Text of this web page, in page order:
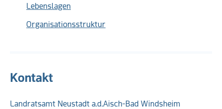
Lebenslagen
Organisationsstruktur
Kontakt
Landratsamt Neustadt a.d.Aisch-Bad Windsheim